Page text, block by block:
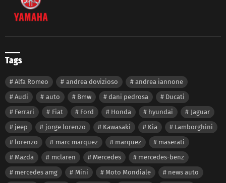
Tags
Alfa Romeo andrea dovizioso
andrea iannone
Audi
auto Bmw dani pedrosa
Ducati
Ferrari
Fiat Ford Honda hyundai
Jaguar
jeep
jorge lorenzo Kawasaki Kia
Lamborghini
lorenzo
marc marquez marquez
maserati
Mazda
mclaren Mercedes
mercedes-benz
mercedes amg
Mini Moto Mondiale
news auto